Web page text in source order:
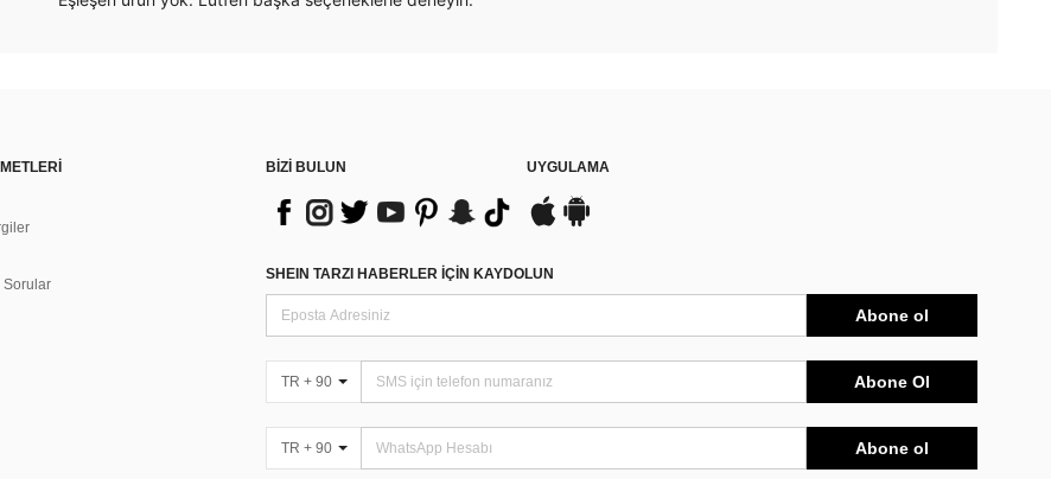
Sorular
BİZİ BULUN UYGULAMA
SHEIN TARZI HABERLER IÇIN KAYDOLUN
Abone ol
TR + 90 Abone Ol
TR + 90 Abone ol